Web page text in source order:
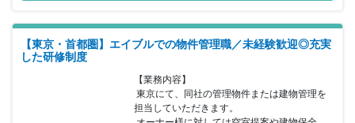
ていきます。現在、20～40代の12名のPMが活躍中しており非常に
フラットな環境です。スキルに合わせて部門研修・チューター制
度・リスクマネジメント研修など各種研修をご用意しております。
「KEN社会人大学制度」では80以上の自己啓発支援や、社内講習な
どの支援体制も充実しています。将来のキャリアパス年1回のキャ
リアアッププラン、自己申告制度をはじめ、実績に応じた評価によ
るキャリアアップが可能です。まずは高級物件、外国人専用物件な
【東京・首都圏】エイブルでの物件管理職／未経験歓迎◎充実
した研修制度
【業務内容】
担当していただきます。